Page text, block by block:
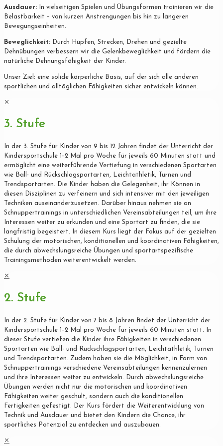
Ausdauer: In vielseitigen Spielen und Übungsformen trainieren wir die
Belastbarkeit – von kurzen Anstrengungen bis hin zu längeren
Bewegungseinheiten.
Beweglichkeit: Durch Hüpfen, Strecken, Drehen und gezielte
Dehnübungen verbessern wir die Gelenkbeweglichkeit und fördern die
natürliche Dehnungsfähigkeit der Kinder.
Unser Ziel: eine solide körperliche Basis, auf der sich alle anderen
sportlichen und alltäglichen Fähigkeiten sicher entwickeln können.
✕
3. Stufe
In der 3. Stufe für Kinder von 9 bis 12 Jahren findet der Unterricht der
Kindersportschule 1–2 Mal pro Woche für jeweils 60 Minuten statt und
ermöglicht eine weiterführende Vertiefung in verschiedenen Sportarten
wie Ball- und Rückschlagsportarten, Leichtathletik, Turnen und
Trendsportarten. Die Kinder haben die Gelegenheit, ihr Können in
diesen Disziplinen zu verfeinern und sich intensiver mit den jeweiligen
Techniken auseinanderzusetzen. Darüber hinaus nehmen sie an
Schnuppertrainings in unterschiedlichen Vereinsabteilungen teil, um ihre
Interessen weiter zu erkunden und eine Sportart zu finden, die sie
langfristig begeistert. In diesem Kurs liegt der Fokus auf der gezielten
Schulung der motorischen, konditionellen und koordinativen Fähigkeiten,
die durch abwechslungsreiche Übungen und sportartspezifische
Trainingsmethoden weiterentwickelt werden.
✕
2. Stufe
In der 2. Stufe für Kinder von 7 bis 8 Jahren findet der Unterricht der
Kindersportschule 1–2 Mal pro Woche für jeweils 60 Minuten statt. In
dieser Stufe vertiefen die Kinder ihre Fähigkeiten in verschiedenen
Sportarten wie Ball- und Rückschlagsportarten, Leichtathletik, Turnen
und Trendsportarten. Zudem haben sie die Möglichkeit, in Form von
Schnuppertrainings verschiedene Vereinsabteilungen kennenzulernen
und ihre Interessen weiter zu entwickeln. Durch abwechslungsreiche
Übungen werden nicht nur die motorischen und koordinativen
Fähigkeiten weiter geschult, sondern auch die konditionellen
Fertigkeiten gefestigt. Der Kurs fördert die Weiterentwicklung von
Technik und Ausdauer und bietet den Kindern die Chance, ihr
sportliches Potenzial zu entdecken und auszubauen.
✕